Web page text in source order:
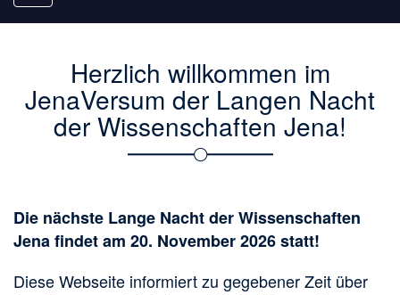
navigation
Herzlich willkommen im
JenaVersum der Langen Nacht
der Wissenschaften Jena!
Die nächste Lange Nacht der Wissenschaften
Jena findet am 20. November 2026 statt!
Diese Webseite informiert zu gegebener Zeit über